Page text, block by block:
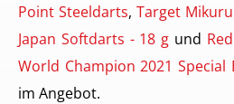
Point Steeldarts, Target
Japan Softdarts - 18 g und
World Champion 2021
im Angebot.